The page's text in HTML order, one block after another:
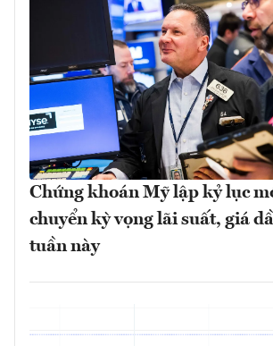
Chứng khoán Mỹ lập kỷ lục
chuyển kỳ vọng lãi suất, giá
tuần này